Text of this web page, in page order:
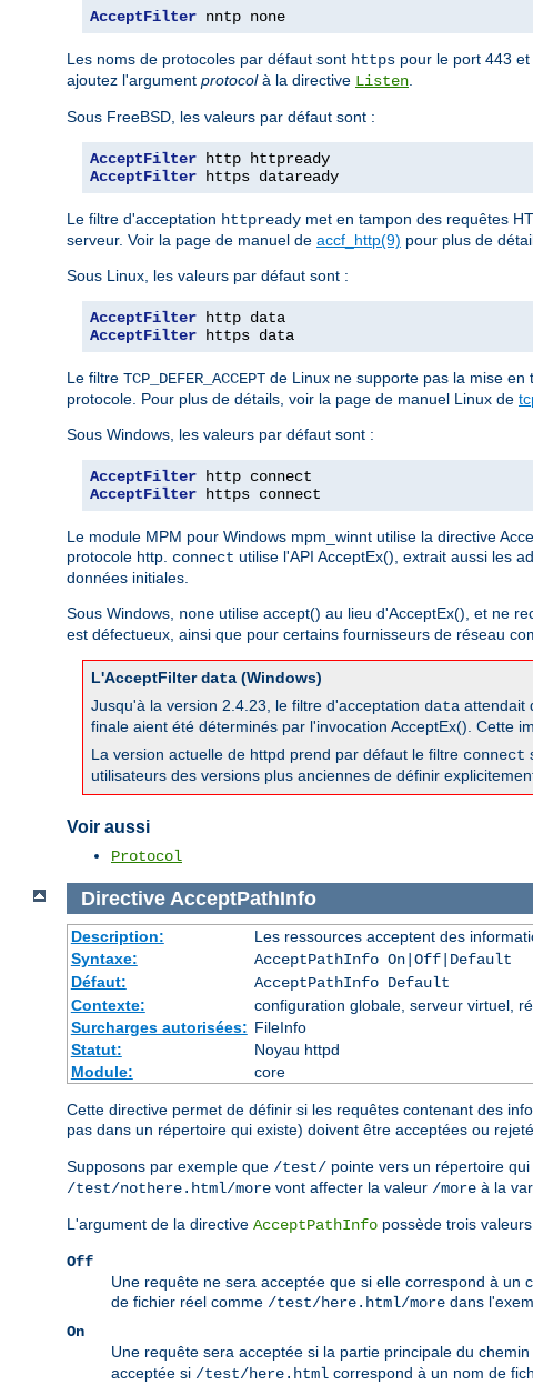
AcceptFilter nntp none
Les noms de protocoles par défaut sont https pour le port 443 et
ajoutez l'argument protocolà la directive Listen
Sous FreeBSD, les valeurs par défaut sont :
AcceptFilter
AcceptFilter https dataready
Le filtre d'acceptation httpready met en tampon des requêtes
serveur. Voir la page de manuel de accf_http(9) pour plus de
Sous Linux, les valeurs par défaut sont :
AcceptFilter
AcceptFilter https data
Le filtre TCP_DEFER_ACCEPT de Linux ne supporte pas la mise
protocole. Pour plus de détails, voir la page de manuel Linux de
Sous Windows, les valeurs par défaut sont :
AcceptFilter
AcceptFilter https connect
Le module MPM pour Windows mpm_winnt utilise la directive
protocole http. connect utilise l'API AcceptEx(), extrait aussi les
données initiales.
Sous Windows, none utilise accept() au lieu d'AcceptEx(), et ne
est défectueux, ainsi que pour certains fournisseurs de réseau
L'AcceptFilterdata (Windows)
Jusqu'à la version 2.4.23, le filtre d'acceptation data attendait
finale aient été déterminés par l'invocation AcceptEx(). Cette
La version actuelle de httpd prend par défaut le filtre connect
utilisateurs des versions plus anciennes de définir
Voir aussi
Protocol
Directive AcceptPathInfo
Description:
Les ressources acceptent des
Syntaxe:
AcceptPathInfo On|Off|Default
Défaut:
AcceptPathInfo Default
Contexte:
configuration globale, serveur virtuel,
Surcharges autorisées: FileInfo
Statut:
Noyau httpd
Module:
core
Cette directive permet de définir si les requêtes contenant des
pas dans un répertoire qui existe) doivent être acceptées ou
Supposons par exemple que /test/ pointe vers un répertoire
/test/nothere.html/more vont affecter la valeur /more à la
L'argument de la directive AcceptPathInfo possède trois
Off
Une requête ne sera acceptée que si elle correspond à
de fichier réel comme /test/here.html/more dans
On
Une requête sera acceptée si la partie principale du
acceptée si /test/here.html correspond à un nom de